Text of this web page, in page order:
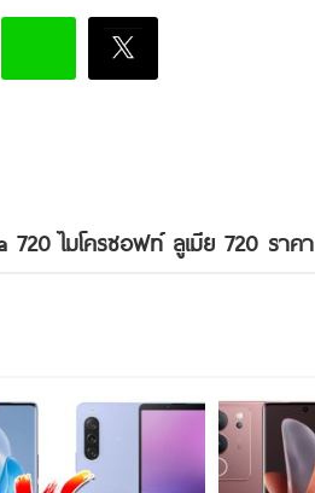
720 ไมโครซอฟท์ ลูเมีย 720 ราคา